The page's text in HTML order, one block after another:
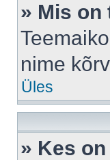
» Mis on
nime
Üles
» Kes